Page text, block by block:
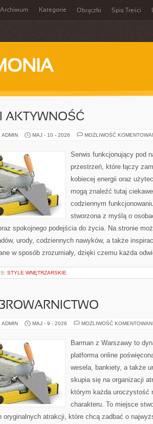
Archiwum Kategorie Obrączki Spis Treści
AKTYWNOŚĆ
ADMIN MAJ - 10 - 2026 MOŻLIWOŚĆ
Serwis funkcjonujący pod
przestrzeń, które łączy
kobiecej energii oraz
mogą znaleźć tutaj
codziennym
stworzona z myślą o
spokojnego podejścia do życia. Na stronie
urody, codziennych nawyków, a także
w sposób zrozumiały, dzięki czemu każda
STYLE WNĘTRZARSKIE
ADMIN MAJ - 9 - 2026 MOŻLIWOŚĆ
Barman z Warszawy to
platforma online
wesela, bankiety, a także
skupia się na organizacji
którym każda uroczystość
charakteru. To miejsce
oryginalnych atrakcji, które chcą zadbać o